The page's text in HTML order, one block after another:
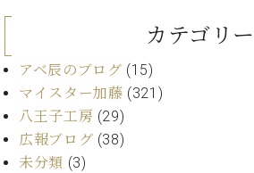
ー
W.
ホ
ご案
内
(PDF)
お
問
い
カテゴリー
アベ辰のブログ (15)
マイスター加藤 (321)
八王子工房 (29)
広報ブログ (38)
未分類 (3)